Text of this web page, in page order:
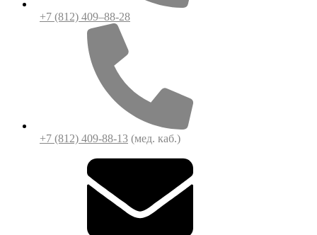
+7 (812) 409–88-28
+7 (812) 409-88-13 (мед. каб.)